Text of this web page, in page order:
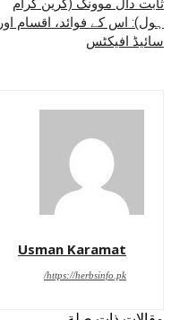
ثابت دال موونگ (گرین گرام
ہول): اس کے فوائد، اقسام اور
سائیڈ افیکٹس
Usman Karamat
https://herbsinfo.pk/